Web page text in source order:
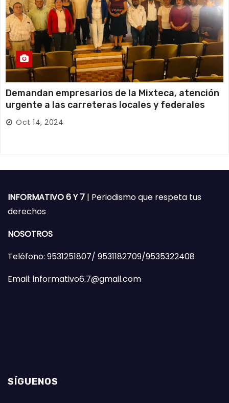
Demandan empresarios de la Mixteca, atención
urgente a las carreteras locales y federales
Oct 14, 2024
INFORMATIVO 6 Y 7 | Periodismo que respeta tus
derechos
NOSOTROS
Teléfono: 9531251807/ 9531182709/9535322408
Email: informativo6.7@gmail.com
SÍGUENOS